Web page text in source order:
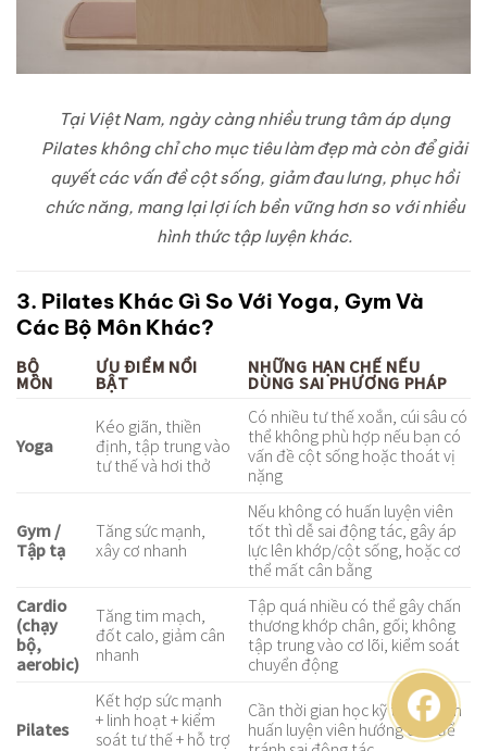
Tại Việt Nam, ngày càng nhiều trung tâm áp dụng
Pilates không chỉ cho mục tiêu làm đẹp mà còn để giải
quyết các vấn đề cột sống, giảm đau lưng, phục hồi
chức năng, mang lại lợi ích bền vững hơn so với nhiều
hình thức tập luyện khác.
3. Pilates Khác Gì So Với Yoga, Gym Và
Các Bộ Môn Khác?
BỘ
MÔN
ƯU ĐIỂM NỔI
BẬT
NHỮNG HẠN CHẾ NẾU
DÙNG SAI PHƯƠNG PHÁP
Yoga
Kéo giãn, thiền
định, tập trung vào
tư thế và hơi thở
Có nhiều tư thế xoắn, cúi sâu có
thể không phù hợp nếu bạn có
vấn đề cột sống hoặc thoát vị
nặng
Gym /
Tập tạ
Tăng sức mạnh,
xây cơ nhanh
Nếu không có huấn luyện viên
tốt thì dễ sai động tác, gây áp
lực lên khớp/cột sống, hoặc cơ
thể mất cân bằng
Cardio
(chạy
bộ,
aerobic)
Tăng tim mạch,
đốt calo, giảm cân
nhanh
Tập quá nhiều có thể gây chấn
thương khớp chân, gối; không
tập trung vào cơ lõi, kiểm soát
chuyển động
Pilates
Kết hợp sức mạnh
+ linh hoạt + kiểm
soát tư thế + hỗ trợ
Cần thời gian học kỹ thuật, cần
huấn luyện viên hướng dẫn để